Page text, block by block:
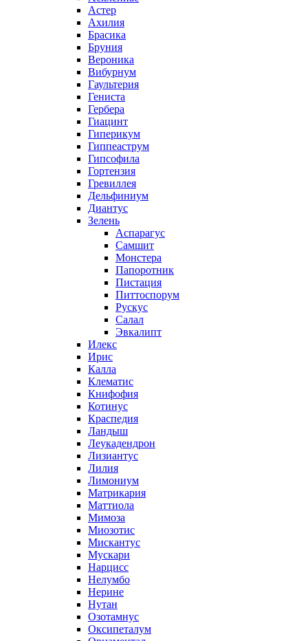
Астер
Ахилия
Брасика
Бруния
Вероника
Вибурнум
Гаультерия
Гениста
Гербера
Гиацинт
Гиперикум
Гиппеаструм
Гипсофила
Гортензия
Гревиллея
Дельфиниум
Диантус
Зелень
Аспарагус
Самшит
Монстера
Папоротник
Пистация
Питтоспорум
Рускус
Салал
Эвкалипт
Илекс
Ирис
Калла
Клематис
Книфофия
Котинус
Краспедия
Ландыш
Леукадендрон
Лизиантус
Лилия
Лимониум
Матрикария
Маттиола
Мимоза
Миозотис
Мискантус
Мускари
Нарцисс
Нелумбо
Нерине
Нутан
Озотамнус
Оксипеталум